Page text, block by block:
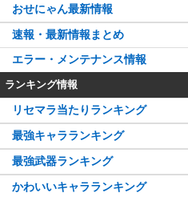
おせにゃん最新情報
速報・最新情報まとめ
エラー・メンテナンス情報
ランキング情報
リセマラ当たりランキング
最強キャラランキング
最強武器ランキング
かわいいキャラランキング